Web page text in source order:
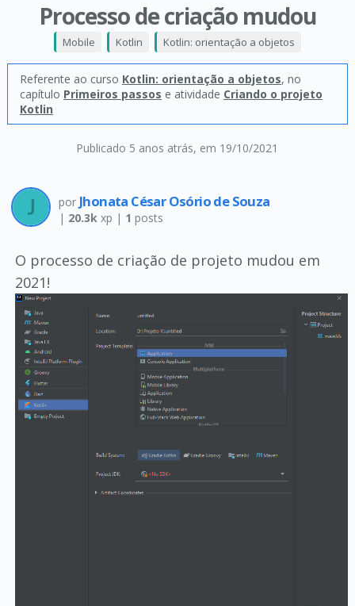
Processo de criação mudou
Publicado 5 anos atrás, em 19/10/2021
Mobile Kotlin Kotlin: orientação a objetos
Referente ao curso Kotlin: orientação a objetos, no
capítulo Primeiros passos e atividade Criando o projeto
Kotlin
por Jhonata César Osório de Souza
| 20.3kxp | 1 posts
O processo de criação de projeto mudou em
2021!